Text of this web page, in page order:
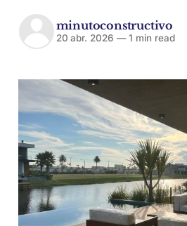
minutoconstructivo
20 abr. 2026 —1 min read